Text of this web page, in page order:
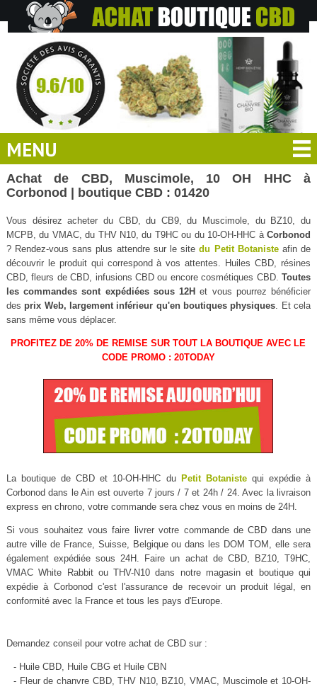
MENU
Achat de CBD, Muscimole, 10 OH HHC à
Corbonod | boutique CBD : 01420
Vous désirez acheter du CBD, du CB9, du Muscimole, du BZ10, du
MCPB, du VMAC, du THV N10, du T9HC ou du 10-OH-HHC àCorbonod
? Rendez-vous sans plus attendre sur le sitedu Petit Botanisteafin de
découvrir le produit qui correspond à vos attentes. Huiles CBD, résines
CBD, fleurs de CBD, infusions CBD ou encore cosmétiques CBD.Toutes
les commandes sont expédiées sous 12H et vous pourrez bénéficier
des prix Web, largement inférieur qu'en boutiques physiques . Et cela
sans même vous déplacer.
PROFITEZ DE 20% DE REMISE SUR TOUT LA BOUTIQUE AVEC LE
CODE PROMO : 20TODAY
La boutique de CBD et 10-OH-HHC du Petit Botanistequi expédie à
Corbonod dans le Ain est ouverte 7 jours / 7 et 24h / 24. Avec la livraison
express en chrono, votre commande sera chez vous en moins de 24H.
Si vous souhaitez vous faire livrer votre commande de CBD dans une
autre ville de France, Suisse, Belgique ou dans les DOM TOM, elle sera
également expédiée sous 24H. Faire un achat de CBD, BZ10, T9HC,
VMAC White Rabbit ou THV-N10 dans notre magasin et boutique qui
expédie à Corbonod c'est l'assurance de recevoir un produit légal, en
conformité avec la France et tous les pays d'Europe.
Demandez conseil pour votre achat de CBD sur :
- Huile CBD, Huile CBG et Huile CBN
- Fleur de chanvre CBD, THV N10, BZ10, VMAC, Muscimole et 10-OH-